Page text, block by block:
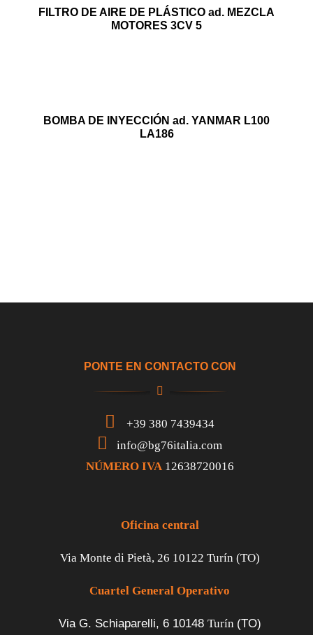
FILTRO DE AIRE DE PLÁSTICO ad. MEZCLA
MOTORES 3CV 5
BOMBA DE INYECCIÓN ad. YANMAR L100
LA186
PONTE EN CONTACTO CON
+39 380 7439434
info@bg76italia.com
NÚMERO IVA 12638720016
Oficina central
Via Monte di Pietà, 26 10122 Turín (TO)
Cuartel General Operativo
Via G. Schiaparelli, 6 10148 Turín (TO)